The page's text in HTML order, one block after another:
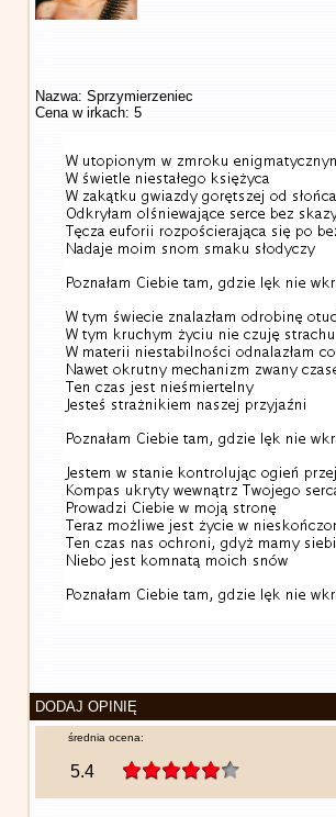
Nazwa: Sprzymierzeniec
Cena w irkach: 5
DODAJ OPINIĘ
średnia ocena:
5.4